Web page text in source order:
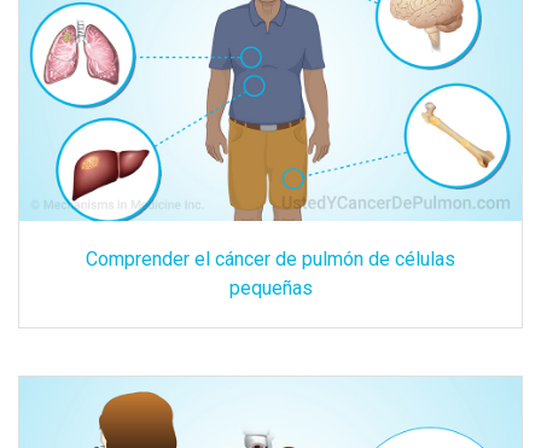
Comprender el cáncer de pulmón de células
pequeñas